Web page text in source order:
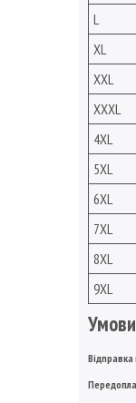
L
XL
XXL
XXXL
4XL
5XL
6XL
7XL
8XL
9XL